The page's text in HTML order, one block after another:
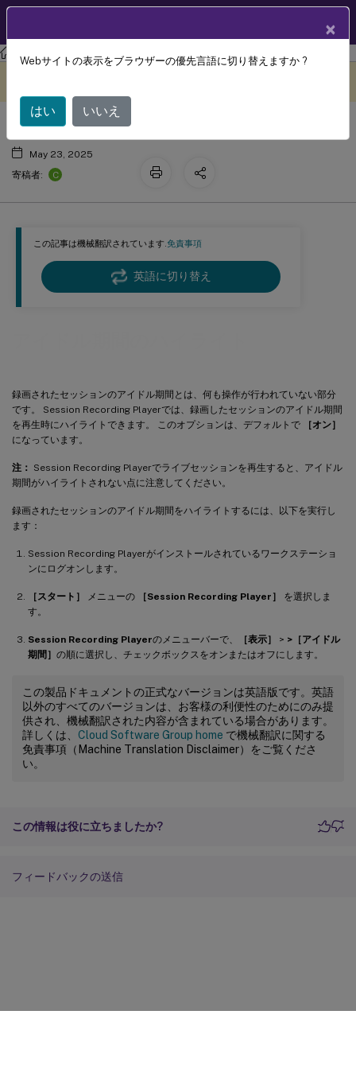
Session Recording Session Recording 2411
この記事は機械翻訳されています.免責事項
英語に切り替え
録画されたセッションのアイドル期間とは、何も操作が行われていない部分
です。 Session Recording Playerでは、録画したセッションのアイドル期間
を再生時にハイライトできます。 このオプションは、デフォルトで
［オン］
になっています。
注：
Session Recording Playerでライブセッションを再生すると、アイドル
期間がハイライトされない点に注意してください。
録画されたセッションのアイドル期間をハイライトするには、以下を実行し
ます：
Session Recording Playerがインストールされているワークステーショ
ンにログオンします。
［スタート］ メニューの ［Session Recording Player］
を選択しま
す。
Session Recording Playerのメニューバーで、 ［表示］ > >［アイドル
期間］ の順に選択し、チェックボックスをオンまたはオフにします。
この製品ドキュメントの正式なバージョンは英語版です。英語
以外のすべてのバージョンは、お客様の利便性のためにのみ提
供され、機械翻訳された内容が含まれている場合があります。
詳しくは、 Cloud Software Group home で機械翻訳に関する
免責事項（Machine Translation Disclaimer）をご覧くださ
い。
この情報は役に立ちましたか?
フィードバックの送信
アイドル期間のハイライト
May 23, 2025
寄稿者:
C
×
Webサイトの表示をブラウザーの優先言語に切り替えますか ?
はい いいえ